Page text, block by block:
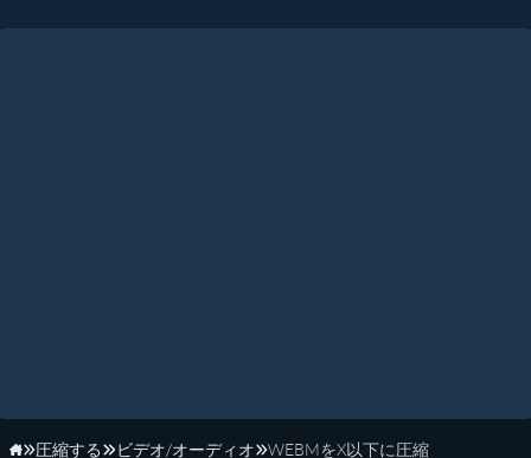
圧縮する ビデオ/オーディオ WEBMをX以下に圧縮